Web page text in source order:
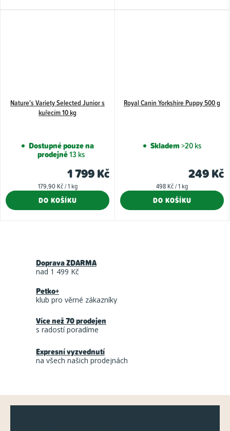
Nature's Variety Selected Junior s
kuřecím 10 kg
Dostupné pouze na
prodejně13 ks
1 799 Kč
Měrná
179,90 Kč / 1 kg
DO KOŠÍKU
Royal Canin Yorkshire Puppy 500 g
Skladem>20 ks
249 Kč
Měrná
498 Kč / 1 kg
DO KOŠÍKU
d
p
r
k
Doprava ZDARMA
nad 1 499 Kč
Petko+
klub pro věrné zákazníky
Více než 70 prodejen
s radostí poradíme
Expresní vyzvednutí
na všech našich prodejnách